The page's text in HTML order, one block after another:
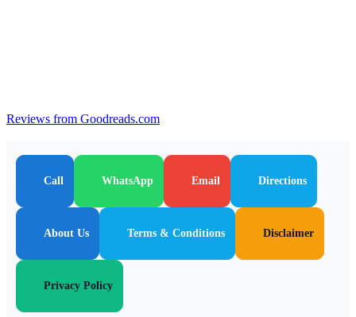
Reviews from Goodreads.com
Call WhatsApp Email Directions
About Us Terms & Conditions Disclaimer
Privacy Policy